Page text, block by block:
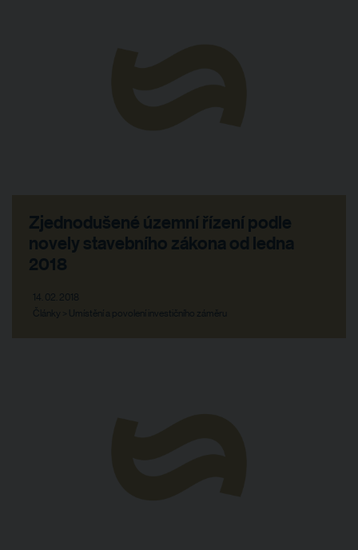
Zjednodušené územní řízení podle
novely stavebního zákona od ledna
2018
14. 02. 2018
Články > Umístění a povolení investičního záměru